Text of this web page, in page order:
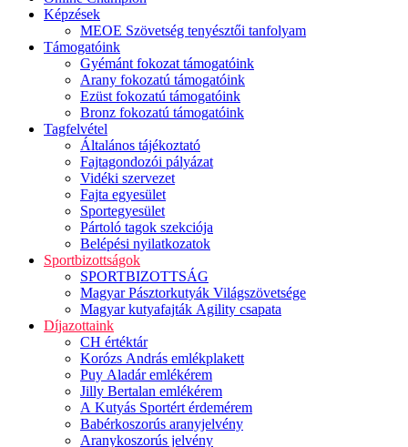
Képzések
MEOE Szövetség tenyésztői tanfolyam
Támogatóink
Gyémánt fokozat támogatóink
Arany fokozatú támogatóink
Ezüst fokozatú támogatóink
Bronz fokozatú támogatóink
Tagfelvétel
Általános tájékoztató
Fajtagondozói pályázat
Vidéki szervezet
Fajta egyesület
Sportegyesület
Pártoló tagok szekciója
Belépési nyilatkozatok
Sportbizottságok
SPORTBIZOTTSÁG
Magyar Pásztorkutyák Világszövetsége
Magyar kutyafajták Agility csapata
Díjazottaink
CH értéktár
Korózs András emlékplakett
Puy Aladár emlékérem
Jilly Bertalan emlékérem
A Kutyás Sportért érdemérem
Babérkoszorús aranyjelvény
Aranykoszorús jelvény